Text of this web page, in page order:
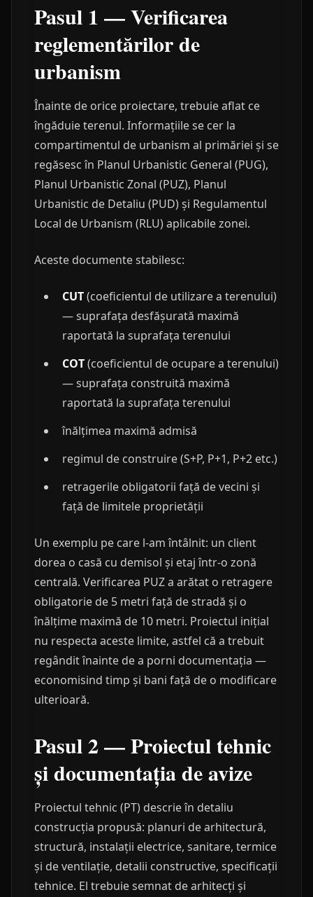
Pasul 1 — Verificarea
reglementărilor de
urbanism
Înainte de orice proiectare, trebuie aflat ce
îngăduie terenul. Informațiile se cer la
compartimentul de urbanism al primăriei și se
regăsesc în Planul Urbanistic General (PUG),
Planul Urbanistic Zonal (PUZ), Planul
Urbanistic de Detaliu (PUD) și Regulamentul
Local de Urbanism (RLU) aplicabile zonei.
Aceste documente stabilesc:
CUT(coeficientul de utilizare a terenului)
— suprafața desfășurată maximă
raportată la suprafața terenului
COT(coeficientul de ocupare a terenului)
— suprafața construită maximă
raportată la suprafața terenului
înălțimea maximă admisă
regimul de construire (S+P, P+1, P+2 etc.)
retragerile obligatorii față de vecini și
față de limitele proprietății
Un exemplu pe care l-am întâlnit: un client
dorea o casă cu demisol și etaj într-o zonă
centrală. Verificarea PUZ a arătat o retragere
obligatorie de 5 metri față de stradă și o
înălțime maximă de 10 metri. Proiectul inițial
nu respecta aceste limite, astfel că a trebuit
regândit înainte de a porni documentația —
economisind timp și bani față de o modificare
ulterioară.
Pasul 2 — Proiectul tehnic
și documentația de avize
Proiectul tehnic (PT) descrie în detaliu
construcția propusă: planuri de arhitectură,
structură, instalații electrice, sanitare, termice
și de ventilație, detalii constructive, specificații
tehnice. El trebuie semnat de arhitecți și